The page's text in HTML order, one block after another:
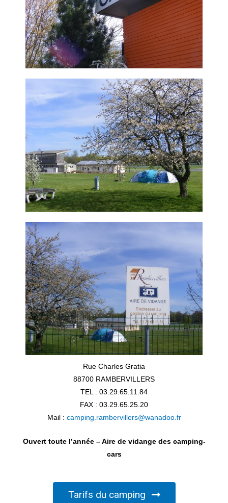
Rue Charles Gratia
88700 RAMBERVILLERS
TEL : 03.29.65.11.84
FAX : 03.29.65.25.20
Mail : camping.rambervillers@wanadoo.fr
Ouvert toute l’année – Aire de vidange des camping-
cars
Tarifs du camping